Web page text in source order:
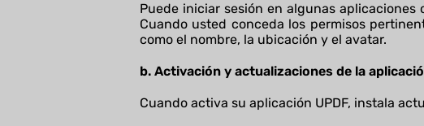
Puede iniciar sesión en algunas aplicaciones
Cuando usted conceda los permisos
como el nombre, la ubicación y el avatar.
b. Activación y actualizaciones de la
Cuando activa su aplicación UPDF, instala